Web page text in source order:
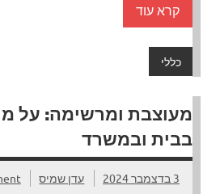
קרא עוד
כללי
מעוצבת ומרשימה: על
בבית ובמשרד
3 בדצמבר 2024 עדן שמיס